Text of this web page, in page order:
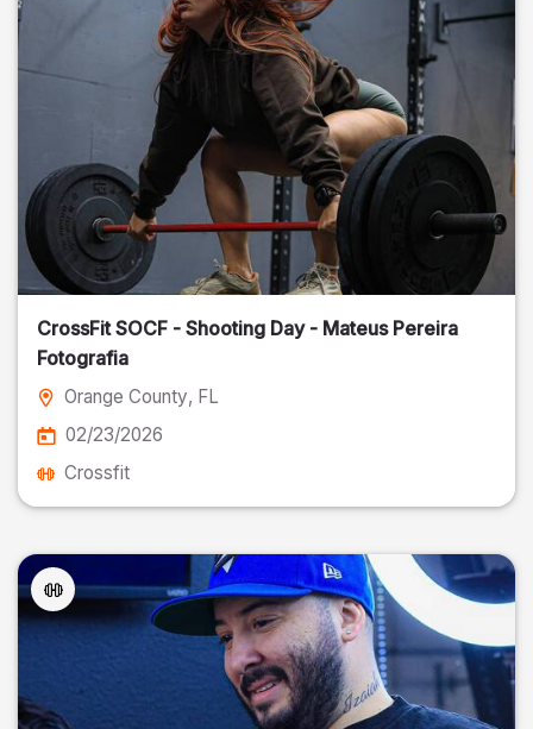
CrossFit SOCF - Shooting Day - Mateus Pereira
Fotografia
Orange County, FL
02/23/2026
Crossfit